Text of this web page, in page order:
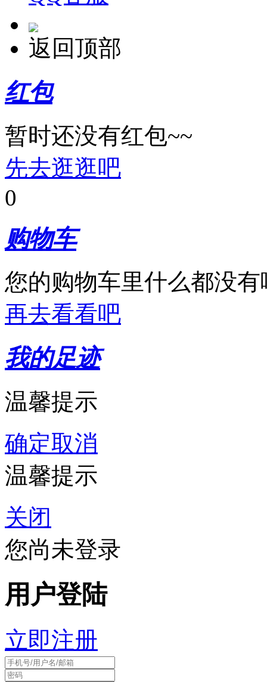
返回顶部
红包
暂时还没有红包~~
先去逛逛吧
0
购物车
您的购物车里什么都没有
再去看看吧
我的足迹
温馨提示
确定取消
温馨提示
关闭
您尚未登录
用户登陆
立即注册